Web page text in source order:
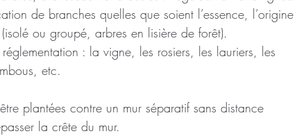
de branches quelles que soient l’essence, l’origine
ou groupé, arbres en lisière de forêt).
: la vigne, les rosiers, les lauriers, les
etc.
plantées contre un mur séparatif sans distance
la crête du mur.